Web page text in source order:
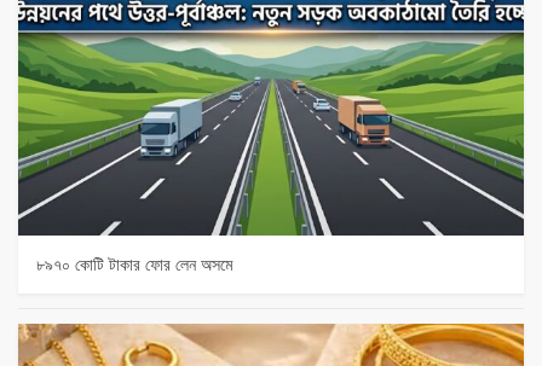
৮৯৭০ কোটি টাকার ফোর লেন অসমে